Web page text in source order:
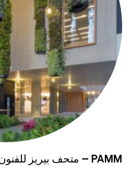
PAMM – متحف بيريز للفنون في ميامي على لانديزين